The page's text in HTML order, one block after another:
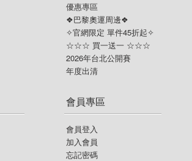
優惠專區
❖巴黎奧運周邊❖
✧官網限定 單件45折起✧
☆☆☆ 買一送一 ☆☆☆
2026年台北公開賽
年度出清
會員專區
會員登入
加入會員
忘記密碼